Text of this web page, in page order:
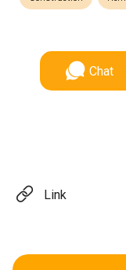
Chat
Link